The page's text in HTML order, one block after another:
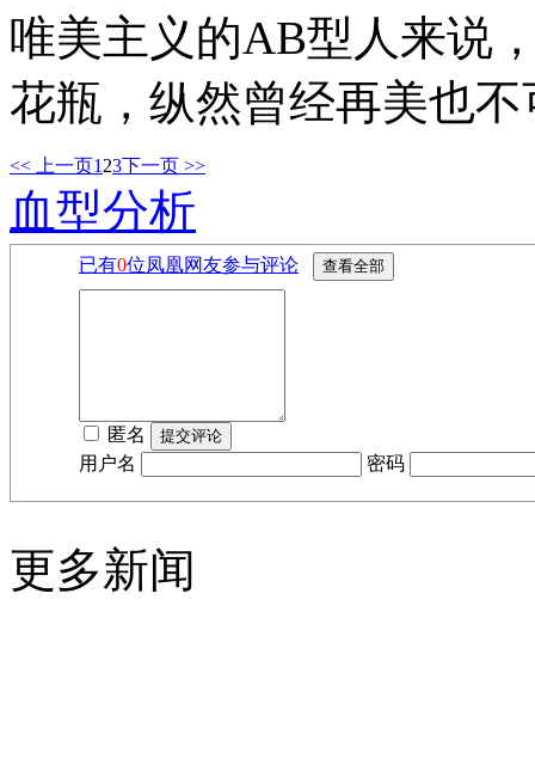
唯美主义的AB型人来说
花瓶，纵然曾经再美也
<< 上一页1 23下一页 >>
血型分析
已有0位凤凰网友参与评论
匿名
用户名
密码
更多新闻